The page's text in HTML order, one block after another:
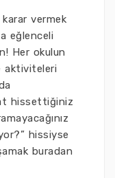
vermek
eğlenceli
Her okulun
aktiviteleri
hissettiğiniz
hissiyse
buradan